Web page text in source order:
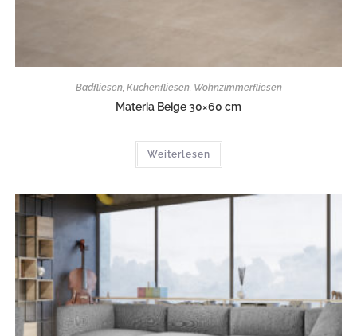
Badfliesen, Küchenfliesen, Wohnzimmerfliesen
Materia Beige 30×60 cm
Weiterlesen